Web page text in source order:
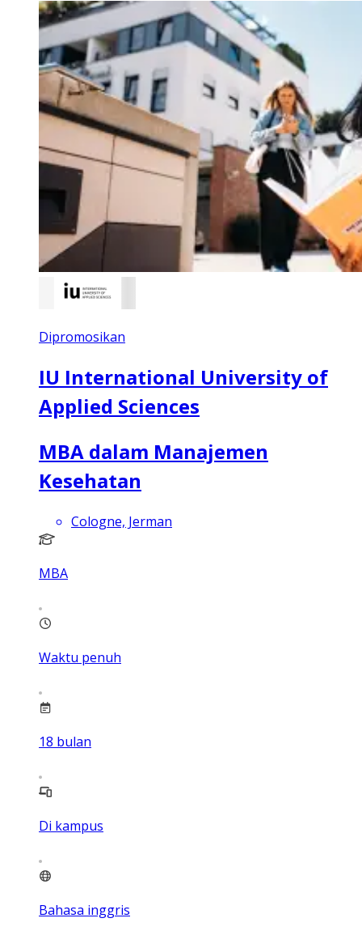
Dipromosikan
IU International University of
Applied Sciences
MBA dalam Manajemen
Kesehatan
Cologne, Jerman
MBA
Waktu penuh
18 bulan
Di kampus
Bahasa inggris